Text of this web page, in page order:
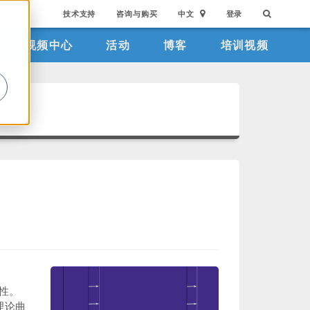
技术支持 咨询与购买 中文 登录
视频中心 活动 博客 培训视频
。
论曲